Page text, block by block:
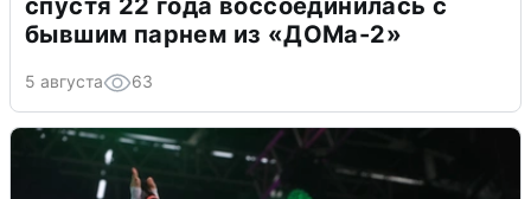
спустя 22 года воссоединилась с
бывшим парнем из «ДОМа-2»
5 августа 63